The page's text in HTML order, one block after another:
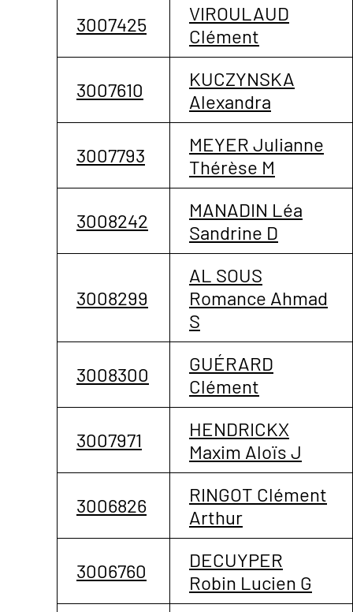
3007425
VIROULAUD
Clément
3007610
KUCZYNSKA
Alexandra
3007793
MEYER Julianne
Thérèse M
3008242
MANADIN Léa
Sandrine D
3008299
AL SOUS
Romance Ahmad
S
3008300
GUÉRARD
Clément
3007971
HENDRICKX
Maxim Aloïs J
3006826
RINGOT Clément
Arthur
3006760
DECUYPER
Robin Lucien G